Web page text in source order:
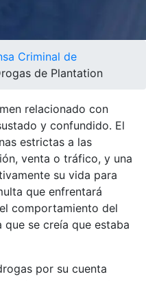
Criminal de
de Plantation
relacionado con
y confundido. El
estrictas a las
venta o tráfico, y una
su vida para
que enfrentará
comportamiento del
se creía que estaba
por su cuenta